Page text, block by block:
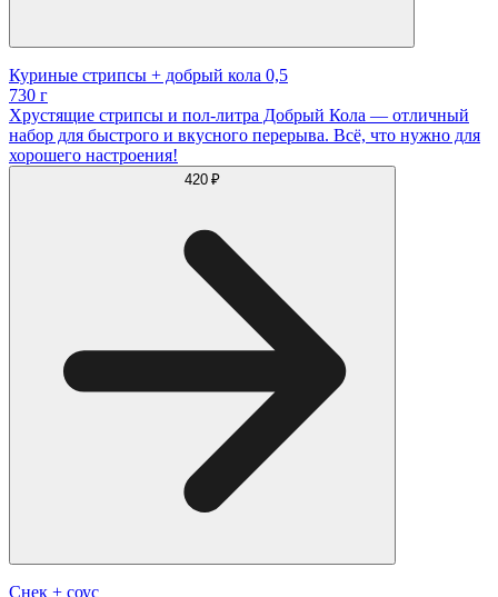
Куриные стрипсы + добрый кола 0,5
730 г
Хрустящие стрипсы и пол-литра Добрый Кола — отличный
набор для быстрого и вкусного перерыва. Всё, что нужно для
хорошего настроения!
420 ₽
Снек + соус